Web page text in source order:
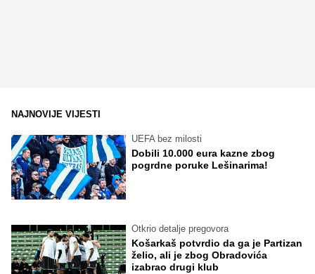
NAJNOVIJE VIJESTI
UEFA bez milosti
Dobili 10.000 eura kazne zbog
pogrdne poruke Lešinarima!
Otkrio detalje pregovora
Košarkaš potvrdio da ga je Partizan
želio, ali je zbog Obradovića
izabrao drugi klub